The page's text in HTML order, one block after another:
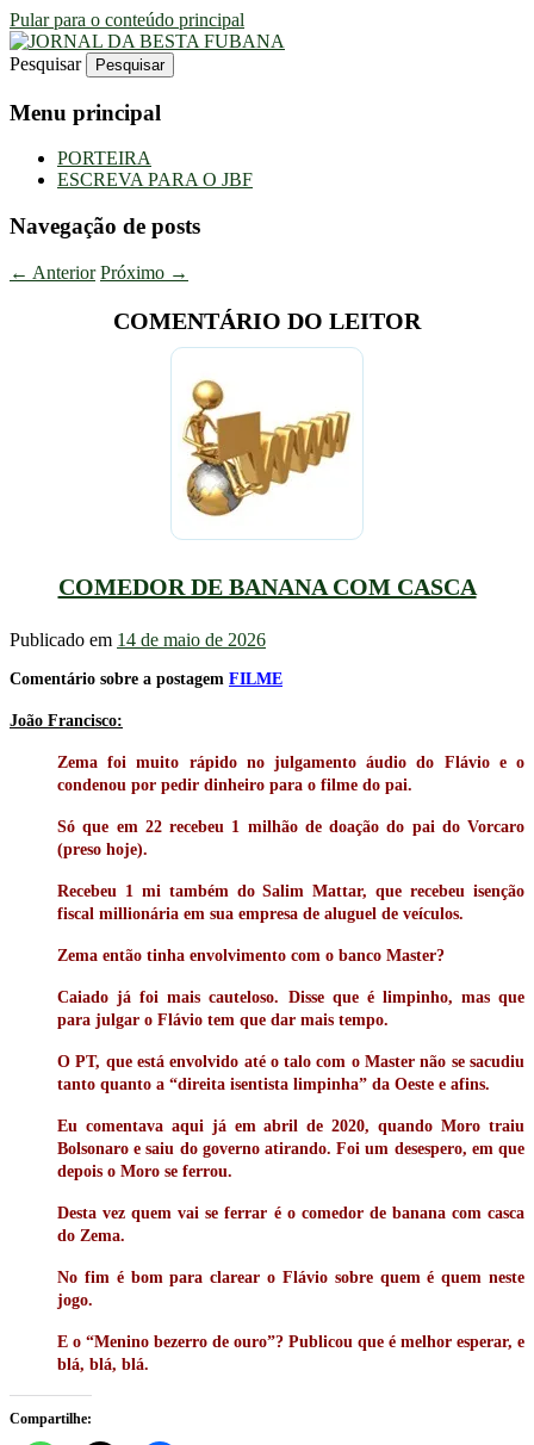
Pular para o conteúdo principal
JORNAL DA BESTA FUBANA
Uma Gazeta Escrota
Pesquisar
Menu principal
PORTEIRA
ESCREVA PARA O JBF
Navegação de posts
← Anterior Próximo →
COMENTÁRIO DO LEITOR
COMEDOR DE BANANA COM CASCA
Publicado em 14 de maio de 2026
Comentário sobre a postagem FILME
João Francisco:
Zema foi muito rápido no julgamento áudio do Flávio e o
condenou por pedir dinheiro para o filme do pai.
Só que em 22 recebeu 1 milhão de doação do pai do Vorcaro
(preso hoje).
Recebeu 1 mi também do Salim Mattar, que recebeu isenção
fiscal millionária em sua empresa de aluguel de veículos.
Zema então tinha envolvimento com o banco Master?
Caiado já foi mais cauteloso. Disse que é limpinho, mas que
para julgar o Flávio tem que dar mais tempo.
O PT, que está envolvido até o talo com o Master não se sacudiu
tanto quanto a “direita isentista limpinha” da Oeste e afins.
Eu comentava aqui já em abril de 2020, quando Moro traiu
Bolsonaro e saiu do governo atirando. Foi um desespero, em que
depois o Moro se ferrou.
Desta vez quem vai se ferrar é o comedor de banana com casca
do Zema.
No fim é bom para clarear o Flávio sobre quem é quem neste
jogo.
E o “Menino bezerro de ouro”? Publicou que é melhor esperar, e
blá, blá, blá.
Compartilhe: